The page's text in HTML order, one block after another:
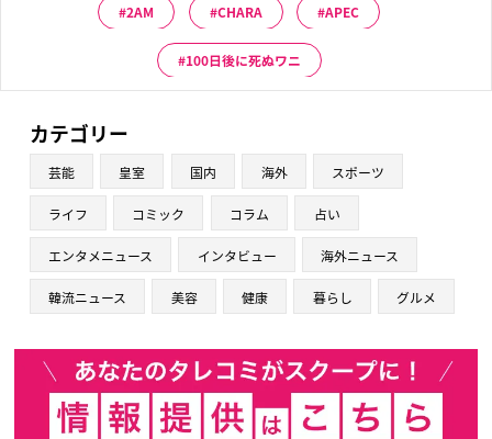
2AM CHARA APEC
100日後に死ぬワニ
カテゴリー
芸能 皇室 国内 海外 スポーツ
ライフ コミック コラム 占い
エンタメニュース インタビュー 海外ニュース
韓流ニュース 美容 健康 暮らし グルメ